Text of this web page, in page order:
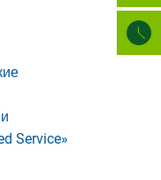
Service»